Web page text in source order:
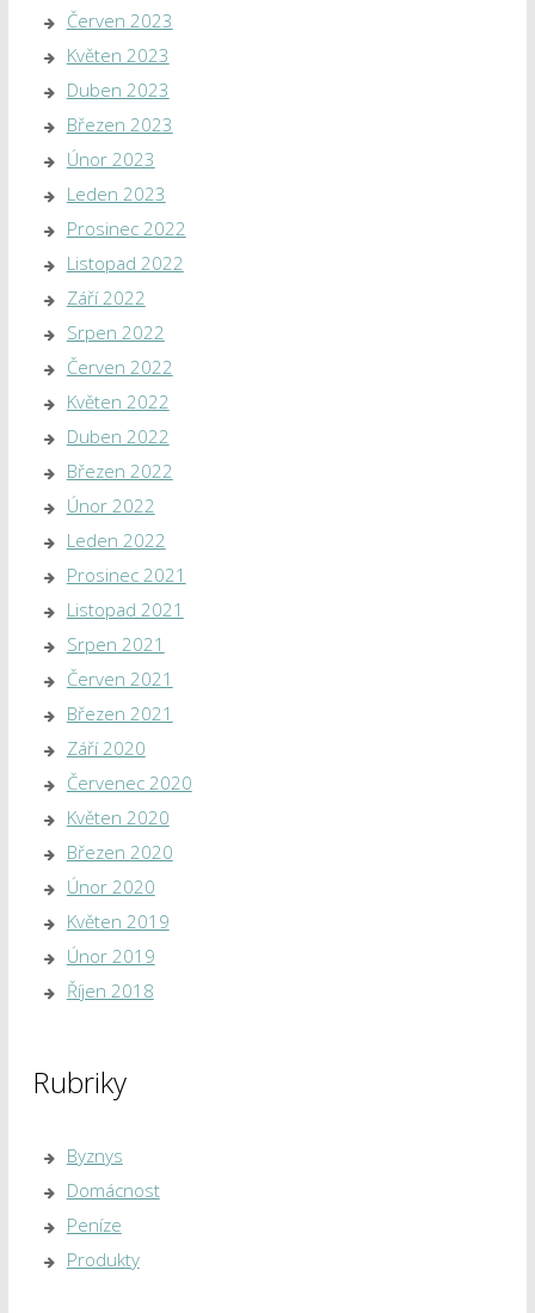
Červen 2023
Květen 2023
Duben 2023
Březen 2023
Únor 2023
Leden 2023
Prosinec 2022
Listopad 2022
Září 2022
Srpen 2022
Červen 2022
Květen 2022
Duben 2022
Březen 2022
Únor 2022
Leden 2022
Prosinec 2021
Listopad 2021
Srpen 2021
Červen 2021
Březen 2021
Září 2020
Červenec 2020
Květen 2020
Březen 2020
Únor 2020
Květen 2019
Únor 2019
Říjen 2018
Rubriky
Byznys
Domácnost
Peníze
Produkty